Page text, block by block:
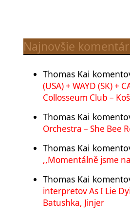
Najnovšie
Thomas Kai
(USA) + WAYD (SK) +
Collosseum Club –
Thomas Kai
Orchestra – She Bee
Thomas Kai
,,Momentálně jsme
Thomas Kai
interpretov As I Lie
Batushka, Jinjer